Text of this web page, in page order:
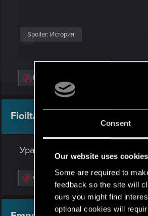
Consent
Our website uses cookies
Some are required to
feedback so the site will
ours you might find
optional cookies will
Spoiler: История
R
c
i
n
:
Masha_F
Fioiltarna
Ура всем Wordrunner'ам!
R
c
Golovnyak, Q255and MrNio